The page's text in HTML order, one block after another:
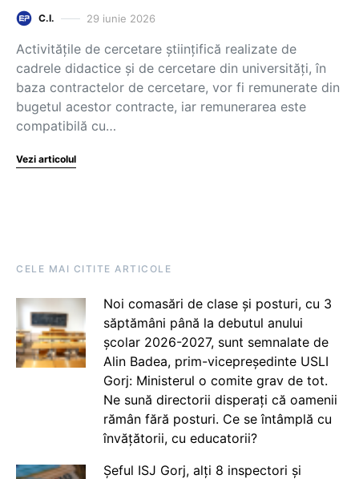
C.I. 29 iunie 2026
Activitățile de cercetare științifică realizate de
cadrele didactice și de cercetare din universități, în
baza contractelor de cercetare, vor fi remunerate din
bugetul acestor contracte, iar remunerarea este
compatibilă cu…
Vezi articolul
CELE MAI CITITE ARTICOLE
Noi comasări de clase și posturi, cu 3
săptămâni până la debutul anului
școlar 2026-2027, sunt semnalate de
Alin Badea, prim-vicepreședinte USLI
Gorj: Ministerul o comite grav de tot.
Ne sună directorii disperați că oamenii
rămân fără posturi. Ce se întâmplă cu
învățătorii, cu educatorii?
Șeful ISJ Gorj, alți 8 inspectori și